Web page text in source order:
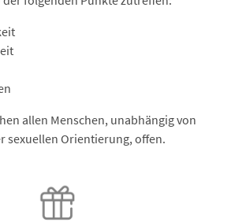
allen Menschen, unabhängig von
sexuellen Orientierung, offen.